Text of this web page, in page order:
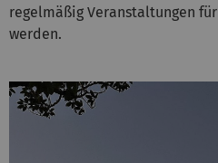
regelmäßig Veranstaltungen
werden.